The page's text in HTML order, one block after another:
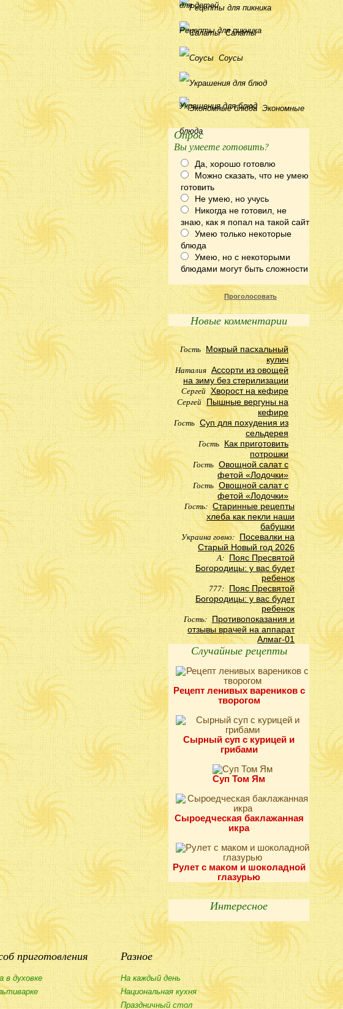
для детей
Рецепты для пикника
Салаты
Соусы
Украшения для блюд Экономные
блюда
Опрос
Вы умеете готовить?
Да, хорошо готовлю
Можно сказать, что не умею
готовить
Не умею, но учусь
Никогда не готовил, не
знаю, как я попал на такой сайт
Умею только некоторые
блюда
Умею, но с некоторыми
блюдами могут быть сложности
Проголосовать
Новые комментарии
Гость Мокрый пасхальный
кулич
Наталия Ассорти из овощей
на зиму без стерилизации
Сергей Хворост на кефире
Сергей Пышные вергуны на
кефире
Гость Суп для похудения из
сельдерея
Гость Как приготовить
потрошки
Гость Овощной салат с
фетой «Лодочки»
Гость Овощной салат с
фетой «Лодочки»
Гость: Старинные рецепты
хлеба как пекли наши
бабушки
Украина говно: Посевалки на
Старый Новый год 2026
А: Пояс Пресвятой
Богородицы: у вас будет
ребенок
777: Пояс Пресвятой
Богородицы: у вас будет
ребенок
Гость: Противопоказания и
отзывы врачей на аппарат
Алмаг-01
Случайные рецепты
Рецепт ленивых вареников с
творогом
Сырный суп с курицей и
грибами
Суп Том Ям
Сыроедческая баклажанная
икра
Рулет с маком и шоколадной
глазурью
Интересное
приготовления
в духовке
Разное
На каждый день
Национальная кухня
Праздничный стол